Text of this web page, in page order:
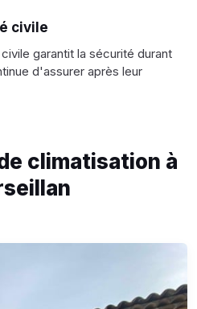
civile
garantit la sécurité durant
d'assurer après leur
climatisation à